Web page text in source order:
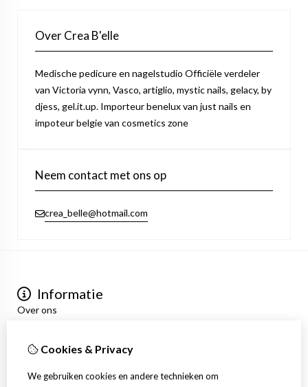
Over Crea B'elle
Medische pedicure en nagelstudio Officiële verdeler
van Victoria vynn, Vasco, artiglio, mystic nails, gelacy, by
djess, gel.it.up. Importeur benelux van just nails en
impoteur belgie van cosmetics zone
Neem contact met ons op
crea_belle@hotmail.com
Informatie
Over ons
Algemene voorwaarden
Mijn account
Inloggen
Cookies & Privacy
We gebruiken cookies en andere technieken om